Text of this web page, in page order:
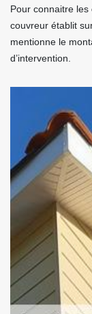
Pour connaitre les
couvreur établit
mentionne le
d’intervention.